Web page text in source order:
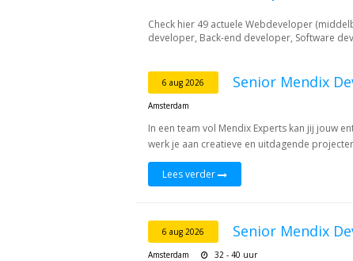
Check hier 49 actuele Webdeveloper
developer, Back-end developer, Software
6 aug 2026 Senior Mendix
Amsterdam
In een team vol Mendix Experts kan jij jouw
werk je aan creatieve en uitdagende
Lees verder
6 aug 2026 Senior Mendix
Amsterdam 32 - 40 uur